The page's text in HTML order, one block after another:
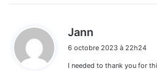
Jann
t
6 octobre 2023 à 22h24
I needed to thank you for